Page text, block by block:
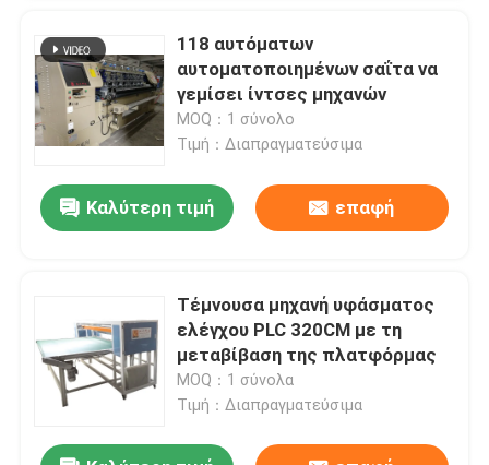
118 αυτόματων
αυτοματοποιημένων σαΐτα να
γεμίσει ίντσες μηχανών
MOQ：1 σύνολο
Τιμή：Διαπραγματεύσιμα
Καλύτερη τιμή επαφή
Τέμνουσα μηχανή υφάσματος
ελέγχου PLC 320CM με τη
μεταβίβαση της πλατφόρμας
MOQ：1 σύνολα
Τιμή：Διαπραγματεύσιμα